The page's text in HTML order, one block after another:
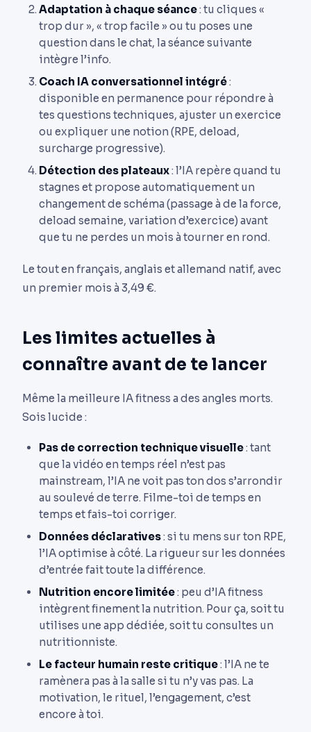
Adaptation à chaque séance: tu cliques «
trop dur », « trop facile » ou tu poses une
question dans le chat, la séance suivante
intègre l’info.
Coach IA conversationnel intégré:
disponible en permanence pour répondre à
tes questions techniques, ajuster un exercice
ou expliquer une notion (RPE, deload,
surcharge progressive).
Détection des plateaux: l’IA repère quand tu
stagnes et propose automatiquement un
changement de schéma (passage à de la force,
deload semaine, variation d’exercice) avant
que tu ne perdes un mois à tourner en rond.
Le tout en français, anglais et allemand natif, avec
un premier mois à 3,49 €.
Les limites actuelles à
connaître avant de te lancer
Même la meilleure IA fitness a des angles morts.
Sois lucide :
Pas de correction technique visuelle: tant
que la vidéo en temps réel n’est pas
mainstream, l’IA ne voit pas ton dos s’arrondir
au soulevé de terre. Filme-toi de temps en
temps et fais-toi corriger.
Données déclaratives: si tu mens sur ton RPE,
l’IA optimise à côté. La rigueur sur les données
d’entrée fait toute la différence.
Nutrition encore limitée: peu d’IA fitness
intègrent finement la nutrition. Pour ça, soit tu
utilises une app dédiée, soit tu consultes un
nutritionniste.
Le facteur humain reste critique: l’IA ne te
ramènera pas à la salle si tu n’y vas pas. La
motivation, le rituel, l’engagement, c’est
encore à toi.